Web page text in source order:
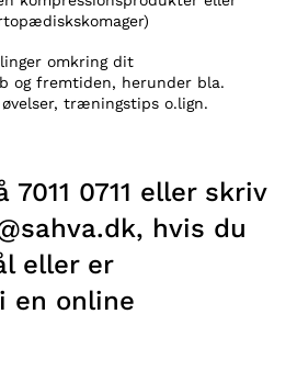
omkring dit
og fremtiden, herunder bla.
træningstips o.lign.
7011 0711 eller skriv
hvis du
eller er
en online